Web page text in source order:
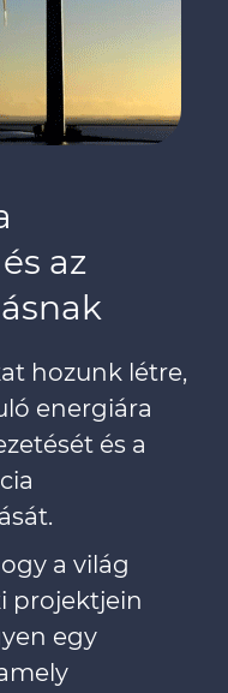
az
hozunk létre,
energiára
és a
a világ
projektjein
egy